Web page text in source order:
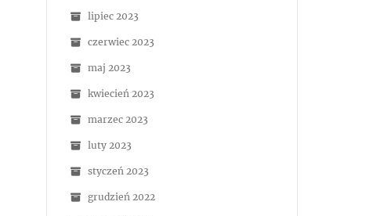
lipiec 2023
czerwiec 2023
maj 2023
kwiecień 2023
marzec 2023
luty 2023
styczeń 2023
grudzień 2022